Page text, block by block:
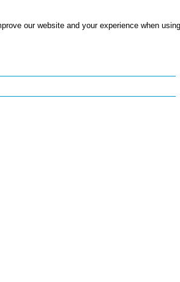
our website and your experience when using